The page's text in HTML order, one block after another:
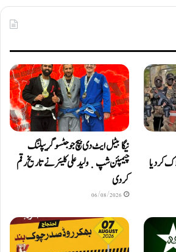
نیگا بیٹل ایٹ دی بیچ جوجٹسو گریپلنگ
چیمپئن شپ ٜ ولید علی کلیئر نے تاریخ رقم
کر دی
06/08/2026